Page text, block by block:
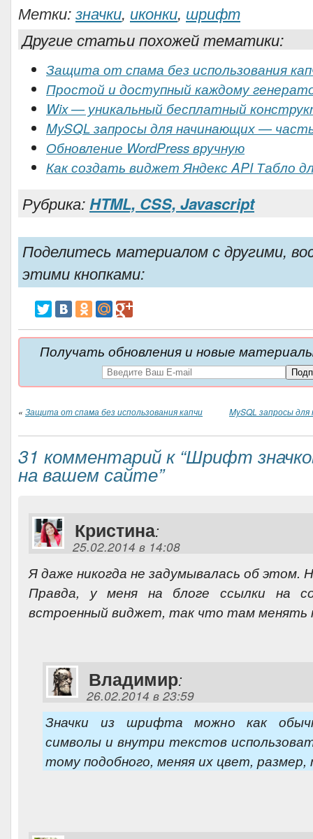
Метки:значки, иконки, шрифт
Другие статьи похожей тематики:
Защита от спама без использования
Простой и доступный каждому
Wix — уникальный бесплатный
MySQL запросы для начинающих —
Обновление WordPress вручную
Как создать виджет Яндекс API Табло
Рубрика:HTML, CSS, Javascript
Поделитесь материалом с другими,
этими кнопками:
Получать обновления и новые
« Защита от спама без использования капчи MySQL запросы
31 комментарий к “Шрифт
на вашем сайте”
Кристина:
25.02.2014 в 14:08
Я даже никогда не задумывалась об этом.
Правда, у меня на блоге ссылки на
встроенный виджет, так что там менять
Владимир:
26.02.2014 в 23:59
Значки из шрифта можно как
символы и внутри текстов
тому подобного, меняя их цвет, размер,